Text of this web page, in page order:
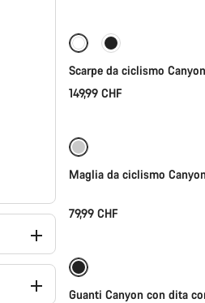
Nuove disponibilità
Scarpe da ciclismo
149,99 CHF
Maglia da ciclismo
79,99 CHF
Guanti Canyon con dita